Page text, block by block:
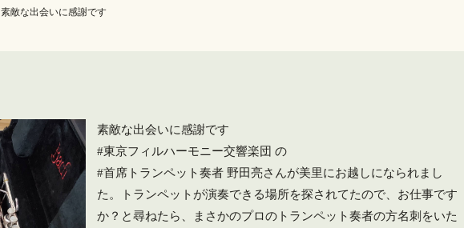
素敵な出会いに感謝です
素敵な出会いに感謝です
#東京フィルハーモニー交響楽団 の
#首席トランペット奏者 野田亮さんが美里にお越しになられまし
た。トランペットが演奏できる場所を探されてたので、お仕事です
か？と尋ねたら、まさかのプロのトランペット奏者の方️名刺をいた